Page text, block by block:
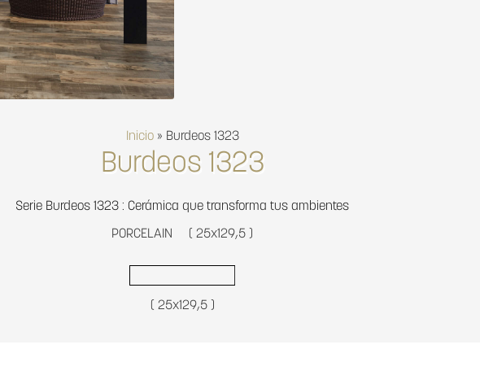
Inicio» Burdeos 1323
Burdeos 1323
Serie Burdeos 1323 : Cerámica que transforma tus ambientes
PORCELAIN ( 25x129,5 )
( 25x129,5 )